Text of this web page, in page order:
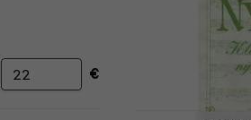
Prezzo minimo
Prezzo massimo
€